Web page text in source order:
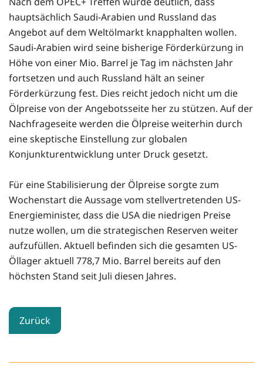
hauptsächlich Saudi-Arabien und Russland das
Angebot auf dem Weltölmarkt knapphalten wollen.
Saudi-Arabien wird seine bisherige Förderkürzung in
Höhe von einer Mio. Barrel je Tag im nächsten Jahr
fortsetzen und auch Russland hält an seiner
Förderkürzung fest. Dies reicht jedoch nicht um die
Ölpreise von der Angebotsseite her zu stützen. Auf der
Nachfrageseite werden die Ölpreise weiterhin durch
eine skeptische Einstellung zur globalen
Konjunkturentwicklung unter Druck gesetzt.
Für eine Stabilisierung der Ölpreise sorgte zum
Wochenstart die Aussage vom stellvertretenden US-
Energieminister, dass die USA die niedrigen Preise
nutze wollen, um die strategischen Reserven weiter
aufzufüllen. Aktuell befinden sich die gesamten US-
Öllager aktuell 778,7 Mio. Barrel bereits auf den
höchsten Stand seit Juli diesen Jahres.
Zurück